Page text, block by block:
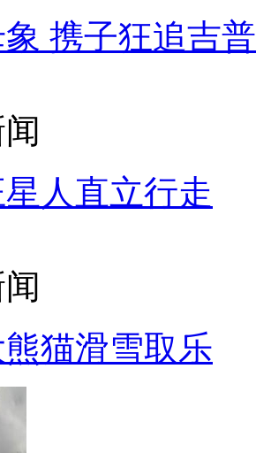
携子狂追吉
人直立行走
猫滑雪取乐